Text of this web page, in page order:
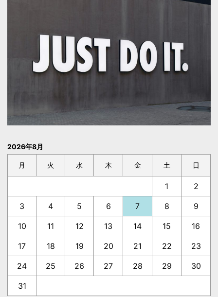
2026年8月
月 火 水 木 金 土 日
1 2
3 4 5 6 7 8 9
10 11 12 13 14 15 16
17 18 19 20 21 22 23
24 25 26 27 28 29 30
31